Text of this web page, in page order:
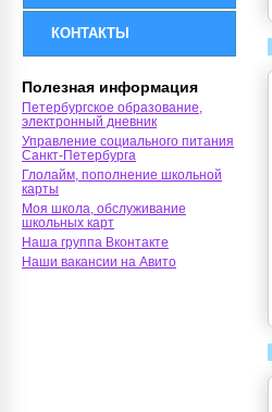
КОНТАКТЫ
Полезная информация
Петербургское образование,
электронный дневник
Управление социального питания
Санкт-Петербурга
Глолайм, пополнение школьной
карты
Моя школа, обслуживание
школьных карт
Наша группа Вконтакте
Наши вакансии на Авито